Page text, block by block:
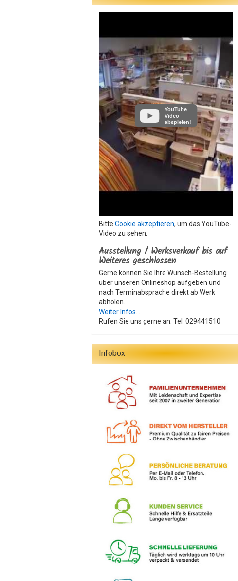
YouTube
Video
abspielen!
Bitte Cookie akzeptieren, um das YouTube-
Video zu sehen.
Ausstellung / Werksverkauf bis auf
Weiteres geschlossen
Gerne können Sie Ihre Wunsch-Bestellung
über unseren Onlineshop aufgeben und
nach Terminabsprache direkt ab Werk
abholen.
Weiter Infos....
Rufen Sie uns gerne an: Tel. 029441510
Infobox